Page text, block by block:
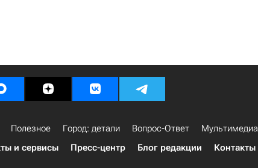
Полезное Город: детали Вопрос-Ответ Мультимедиа
и сервисы Пресс-центр Блог редакции Контакты